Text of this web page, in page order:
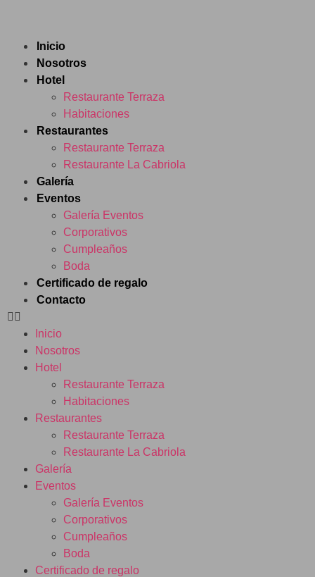
Inicio
Nosotros
Hotel
Restaurante Terraza
Habitaciones
Restaurantes
Restaurante Terraza
Restaurante La Cabriola
Galería
Eventos
Galería Eventos
Corporativos
Cumpleaños
Boda
Certificado de regalo
Contacto
Inicio
Nosotros
Hotel
Restaurante Terraza
Habitaciones
Restaurantes
Restaurante Terraza
Restaurante La Cabriola
Galería
Eventos
Galería Eventos
Corporativos
Cumpleaños
Boda
Certificado de regalo